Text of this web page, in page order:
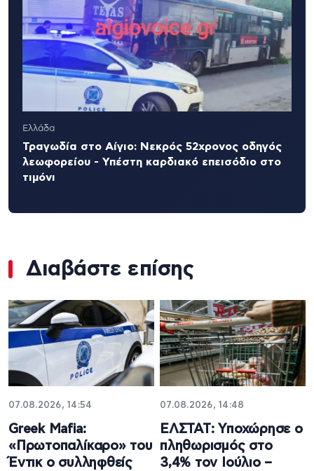
Ελλάδα
Τραγωδία στο Αίγιο: Νεκρός 52χρονος οδηγός
λεωφορείου - Υπέστη καρδιακό επεισόδιο στο
τιμόνι
Διαβάστε επίσης
07.08.2026, 14:54
Greek Mafia:
«Πρωτοπαλίκαρο» του
Έντικ ο συλληφθείς
07.08.2026, 14:48
ΕΛΣΤΑΤ: Υποχώρησε ο
πληθωρισμός στο
3,4% τον Ιούλιο –